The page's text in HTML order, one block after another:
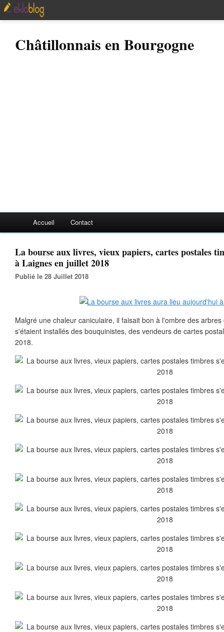
Châtillonnais en Bourgogne
Accueil Contact
La bourse aux livres, vieux papiers, cartes postales
à Laignes en juillet 2018
Publié le 28 Juillet 2018
Malgré une chaleur caniculaire, il faisait bon à l'ombre des
s'étaient installés des bouquinistes, des vendeurs de cartes
2018.